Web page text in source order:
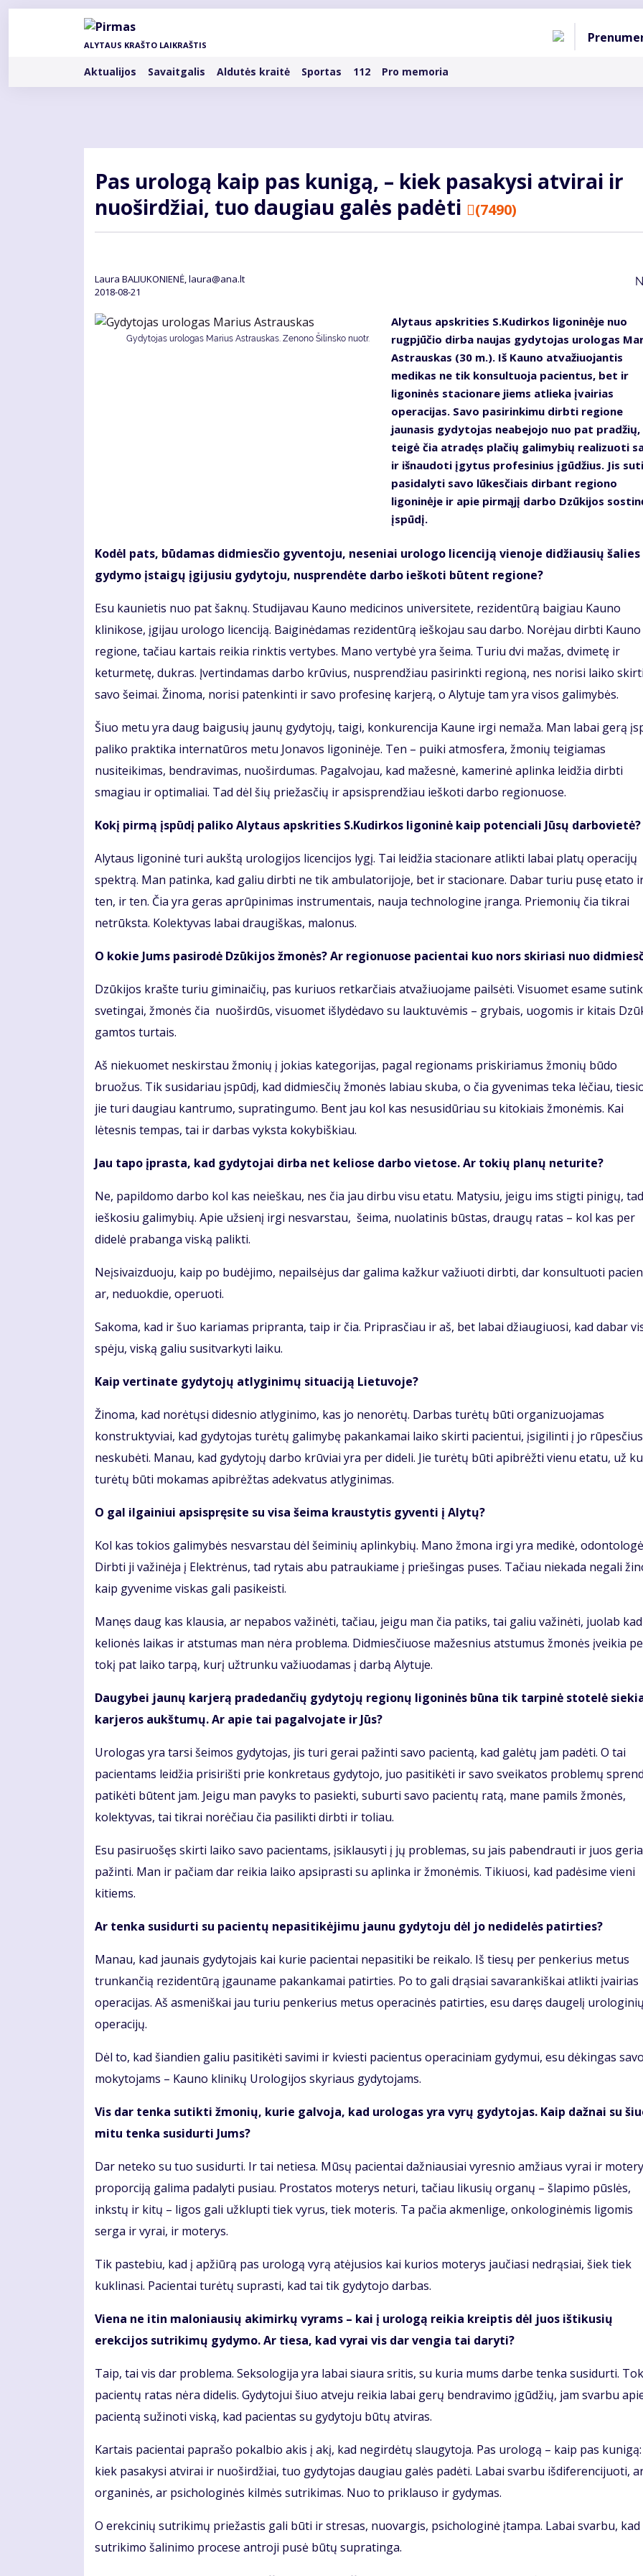
Pereiti
ALYTAUS KRAŠTO LAIKRAŠTIS
Rubrikos
Aktualijos Savaitgalis Aldutės kraitė Sportas 112 Pro memoria
Pas urologą kaip pas kunigą, – kiek pasakysi atvirai ir
nuoširdžiai, tuo daugiau galės padėti
(7490)
Laura BALIUKONIENĖ, laura@ana.lt
2018-08-21
Gydytojas urologas Marius Astrauskas. Zenono Šilinsko nuotr.
Alytaus apskrities S.Kudirkos ligoninėje nuo
rugpjūčio dirba naujas gydytojas urologas
Astrauskas (30 m.). Iš Kauno atvažiuojantis
medikas ne tik konsultuoja pacientus, bet ir
ligoninės stacionare jiems atlieka įvairias
operacijas. Savo pasirinkimu dirbti regione
jaunasis gydytojas neabejojo nuo pat pradžių,
teigė čia atradęs plačių galimybių realizuoti
ir išnaudoti įgytus profesinius įgūdžius. Jis
pasidalyti savo lūkesčiais dirbant regiono
ligoninėje ir apie pirmąjį darbo Dzūkijos
įspūdį.
Kodėl pats, būdamas didmiesčio gyventoju, neseniai urologo licenciją vienoje didžiausių šalies
gydymo įstaigų įgijusiu gydytoju, nusprendėte darbo ieškoti būtent regione?
Esu kaunietis nuo pat šaknų. Studijavau Kauno medicinos universitete, rezidentūrą baigiau Kauno
klinikose, įgijau urologo licenciją. Baiginėdamas rezidentūrą ieškojau sau darbo. Norėjau dirbti Kauno
regione, tačiau kartais reikia rinktis vertybes. Mano vertybė yra šeima. Turiu dvi mažas, dvimetę ir
keturmetę, dukras. Įvertindamas darbo krūvius, nusprendžiau pasirinkti regioną, nes norisi laiko
savo šeimai. Žinoma, norisi patenkinti ir savo profesinę karjerą, o Alytuje tam yra visos galimybės.
Šiuo metu yra daug baigusių jaunų gydytojų, taigi, konkurencija Kaune irgi nemaža. Man labai gerą
paliko praktika internatūros metu Jonavos ligoninėje. Ten – puiki atmosfera, žmonių teigiamas
nusiteikimas, bendravimas, nuoširdumas. Pagalvojau, kad mažesnė, kamerinė aplinka leidžia dirbti
smagiau ir optimaliai. Tad dėl šių priežasčių ir apsisprendžiau ieškoti darbo regionuose.
Kokį pirmą įspūdį paliko Alytaus apskrities S.Kudirkos ligoninė kaip potenciali Jūsų darbovietė?
Alytaus ligoninė turi aukštą urologijos licencijos lygį. Tai leidžia stacionare atlikti labai platų operacijų
spektrą. Man patinka, kad galiu dirbti ne tik ambulatorijoje, bet ir stacionare. Dabar turiu pusę etato
ten, ir ten. Čia yra geras aprūpinimas instrumentais, nauja technologine įranga. Priemonių čia tikrai
netrūksta. Kolektyvas labai draugiškas, malonus.
O kokie Jums pasirodė Dzūkijos žmonės? Ar regionuose pacientai kuo nors skiriasi nuo
Dzūkijos krašte turiu giminaičių, pas kuriuos retkarčiais atvažiuojame pailsėti. Visuomet esame
svetingai, žmonės čia nuoširdūs, visuomet išlydėdavo su lauktuvėmis – grybais, uogomis ir kitais
gamtos turtais.
Aš niekuomet neskirstau žmonių į jokias kategorijas, pagal regionams priskiriamus žmonių būdo
bruožus. Tik susidariau įspūdį, kad didmiesčių žmonės labiau skuba, o čia gyvenimas teka lėčiau,
jie turi daugiau kantrumo, supratingumo. Bent jau kol kas nesusidūriau su kitokiais žmonėmis. Kai
lėtesnis tempas, tai ir darbas vyksta kokybiškiau.
Jau tapo įprasta, kad gydytojai dirba net keliose darbo vietose. Ar tokių planų neturite?
Ne, papildomo darbo kol kas neieškau, nes čia jau dirbu visu etatu. Matysiu, jeigu ims stigti pinigų,
ieškosiu galimybių. Apie užsienį irgi nesvarstau, šeima, nuolatinis būstas, draugų ratas – kol kas per
didelė prabanga viską palikti.
Neįsivaizduoju, kaip po budėjimo, nepailsėjus dar galima kažkur važiuoti dirbti, dar konsultuoti
ar, neduokdie, operuoti.
Sakoma, kad ir šuo kariamas pripranta, taip ir čia. Priprasčiau ir aš, bet labai džiaugiuosi, kad dabar
spėju, viską galiu susitvarkyti laiku.
Kaip vertinate gydytojų atlyginimų situaciją Lietuvoje?
Žinoma, kad norėtųsi didesnio atlyginimo, kas jo nenorėtų. Darbas turėtų būti organizuojamas
konstruktyviai, kad gydytojas turėtų galimybę pakankamai laiko skirti pacientui, įsigilinti į jo
neskubėti. Manau, kad gydytojų darbo krūviai yra per dideli. Jie turėtų būti apibrėžti vienu etatu, už
turėtų būti mokamas apibrėžtas adekvatus atlyginimas.
O gal ilgainiui apsispręsite su visa šeima kraustytis gyventi į Alytų?
Kol kas tokios galimybės nesvarstau dėl šeiminių aplinkybių. Mano žmona irgi yra medikė,
Dirbti ji važinėja į Elektrėnus, tad rytais abu patraukiame į priešingas puses. Tačiau niekada negali
kaip gyvenime viskas gali pasikeisti.
Manęs daug kas klausia, ar nepabos važinėti, tačiau, jeigu man čia patiks, tai galiu važinėti, juolab kad
kelionės laikas ir atstumas man nėra problema. Didmiesčiuose mažesnius atstumus žmonės įveikia
tokį pat laiko tarpą, kurį užtrunku važiuodamas į darbą Alytuje.
Daugybei jaunų karjerą pradedančių gydytojų regionų ligoninės būna tik tarpinė stotelė
karjeros aukštumų. Ar apie tai pagalvojate ir Jūs?
Urologas yra tarsi šeimos gydytojas, jis turi gerai pažinti savo pacientą, kad galėtų jam padėti. O tai
pacientams leidžia prisirišti prie konkretaus gydytojo, juo pasitikėti ir savo sveikatos problemų
patikėti būtent jam. Jeigu man pavyks to pasiekti, suburti savo pacientų ratą, mane pamils žmonės,
kolektyvas, tai tikrai norėčiau čia pasilikti dirbti ir toliau.
Esu pasiruošęs skirti laiko savo pacientams, įsiklausyti į jų problemas, su jais pabendrauti ir juos
pažinti. Man ir pačiam dar reikia laiko apsiprasti su aplinka ir žmonėmis. Tikiuosi, kad padėsime vieni
kitiems.
Ar tenka susidurti su pacientų nepasitikėjimu jaunu gydytoju dėl jo nedidelės patirties?
Manau, kad jaunais gydytojais kai kurie pacientai nepasitiki be reikalo. Iš tiesų per penkerius metus
trunkančią rezidentūrą įgauname pakankamai patirties. Po to gali drąsiai savarankiškai atlikti įvairias
operacijas. Aš asmeniškai jau turiu penkerius metus operacinės patirties, esu daręs daugelį urologinių
operacijų.
Dėl to, kad šiandien galiu pasitikėti savimi ir kviesti pacientus operaciniam gydymui, esu dėkingas savo
mokytojams – Kauno klinikų Urologijos skyriaus gydytojams.
Vis dar tenka sutikti žmonių, kurie galvoja, kad urologas yra vyrų gydytojas. Kaip dažnai su
mitu tenka susidurti Jums?
Dar neteko su tuo susidurti. Ir tai netiesa. Mūsų pacientai dažniausiai vyresnio amžiaus vyrai ir
proporciją galima padalyti pusiau. Prostatos moterys neturi, tačiau likusių organų – šlapimo pūslės,
inkstų ir kitų – ligos gali užklupti tiek vyrus, tiek moteris. Ta pačia akmenlige, onkologinėmis ligomis
serga ir vyrai, ir moterys.
Tik pastebiu, kad į apžiūrą pas urologą vyrą atėjusios kai kurios moterys jaučiasi nedrąsiai, šiek tiek
kuklinasi. Pacientai turėtų suprasti, kad tai tik gydytojo darbas.
Viena ne itin maloniausių akimirkų vyrams – kai į urologą reikia kreiptis dėl juos ištikusių
erekcijos sutrikimų gydymo. Ar tiesa, kad vyrai vis dar vengia tai daryti?
Taip, tai vis dar problema. Seksologija yra labai siaura sritis, su kuria mums darbe tenka susidurti.
pacientų ratas nėra didelis. Gydytojui šiuo atveju reikia labai gerų bendravimo įgūdžių, jam svarbu
pacientą sužinoti viską, kad pacientas su gydytoju būtų atviras.
Kartais pacientai paprašo pokalbio akis į akį, kad negirdėtų slaugytoja. Pas urologą – kaip pas kunigą:
kiek pasakysi atvirai ir nuoširdžiai, tuo gydytojas daugiau galės padėti. Labai svarbu išdiferencijuoti,
organinės, ar psichologinės kilmės sutrikimas. Nuo to priklauso ir gydymas.
O erekcinių sutrikimų priežastis gali būti ir stresas, nuovargis, psichologinė įtampa. Labai svarbu, kad
sutrikimo šalinimo procese antroji pusė būtų supratinga.